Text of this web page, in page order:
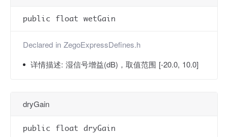
public float wetGain
Declared in ZegoExpressDefines.h
详情描述: 湿信号增益(dB)，取值范围 [-20.0, 10.0]
dryGain
public float dryGain